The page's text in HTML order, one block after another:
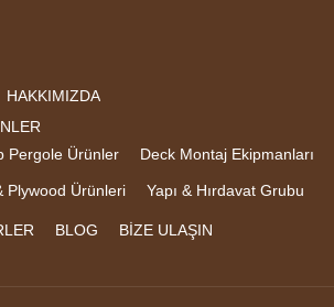
HAKKIMIZDA
Pergole Ürünler Deck Montaj Ekipmanları
Plywood Ürünleri Yapı & Hırdavat Grubu
BLOG BİZE ULAŞIN